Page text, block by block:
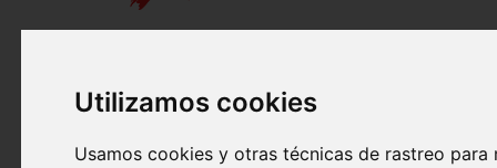
Utilizamos cookies
Usamos cookies y otras técnicas de rastreo para